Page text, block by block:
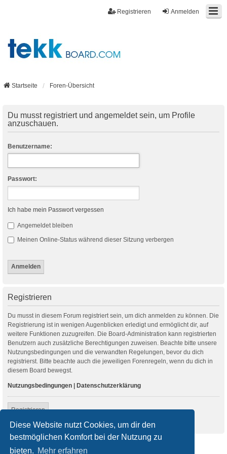
Diese Website nutzt Cookies, um dir den
bestmöglichen Komfort bei der Nutzung zu
bieten. Mehr erfahren
Anmelden
Registrieren
Startseite Foren-Übersicht
Du musst registriert und angemeldet sein, um Profile
anzuschauen.
Benutzername:
Passwort:
Ich habe mein Passwort vergessen
Angemeldet bleiben
Meinen Online-Status während dieser Sitzung verbergen
Registrieren
Du musst in diesem Forum registriert sein, um dich anmelden zu können. Die
Registrierung ist in wenigen Augenblicken erledigt und ermöglicht dir, auf
weitere Funktionen zuzugreifen. Die Board-Administration kann registrierten
Benutzern auch zusätzliche Berechtigungen zuweisen. Beachte bitte unsere
Nutzungsbedingungen und die verwandten Regelungen, bevor du dich
registrierst. Bitte beachte auch die jeweiligen Forenregeln, wenn du dich in
diesem Board bewegst.
Nutzungsbedingungen | Datenschutzerklärung
Registrieren
Startseite Foren-Übersicht